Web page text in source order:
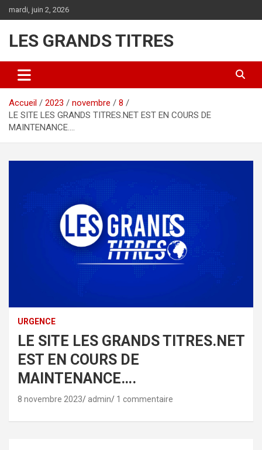
au
mardi, juin 2, 2026
LES GRANDS TITRES
Accueil 2023 novembre
8
LE SITE LES GRANDS TITRES.NET EST EN COURS DE
MAINTENANCE….
URGENCE
LE SITE LES GRANDS TITRES.NET
EST EN COURS DE
MAINTENANCE….
8 novembre 2023 admin 1 commentaire